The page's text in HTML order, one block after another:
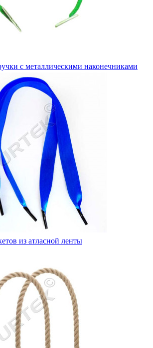
с металлическими наконечниками
из атласной ленты